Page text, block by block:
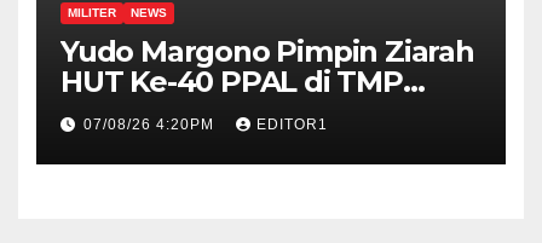
MILITER NEWS
Yudo Margono Pimpin Ziarah
HUT Ke-40 PPAL di TMP
Kalibata
07/08/26 4:20PM EDITOR1